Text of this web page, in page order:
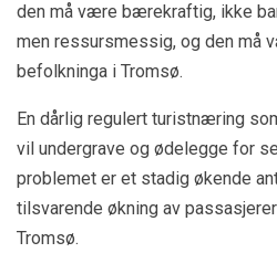
den må være bærekraftig, ikke
men ressursmessig, og den må
befolkninga i Tromsø.
En dårlig regulert turistnæring
vil undergrave og ødelegge for
problemet er et stadig økende
tilsvarende økning av
Tromsø.